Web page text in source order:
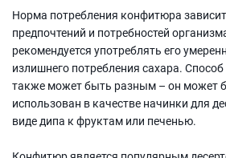
Норма потребления конфитюра
предпочтений и потребностей
рекомендуется употреблять его
излишнего потребления сахара.
также может быть разным – он может
использован в качестве начинки для
виде дипа к фруктам или печенью.